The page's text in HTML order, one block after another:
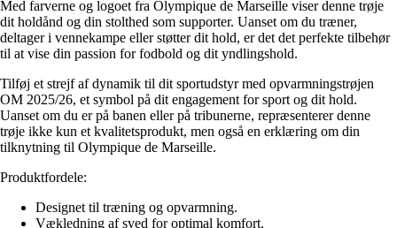
Med farverne og logoet fra Olympique de Marseille viser denne trøje
dit holdånd og din stolthed som supporter. Uanset om du træner,
deltager i vennekampe eller støtter dit hold, er det det perfekte tilbehør
til at vise din passion for fodbold og dit yndlingshold.
Tilføj et strejf af dynamik til dit sportudstyr med opvarmningstrøjen
OM 2025/26, et symbol på dit engagement for sport og dit hold.
Uanset om du er på banen eller på tribunerne, repræsenterer denne
trøje ikke kun et kvalitetsprodukt, men også en erklæring om din
tilknytning til Olympique de Marseille.
Produktfordele:
Designet til træning og opvarmning.
Vækledning af sved for optimal komfort.